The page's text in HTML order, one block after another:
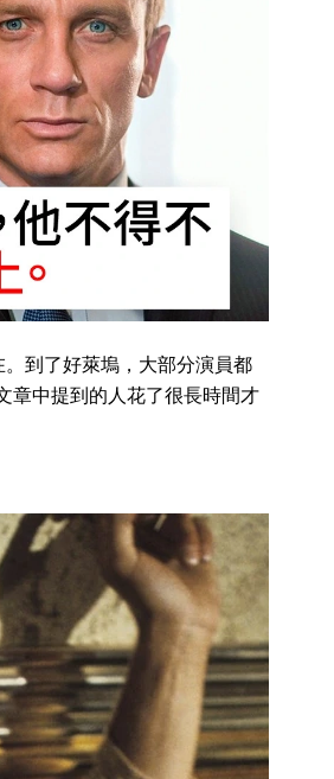
到了好萊塢，大部分演員都
章中提到的人花了很長時間才